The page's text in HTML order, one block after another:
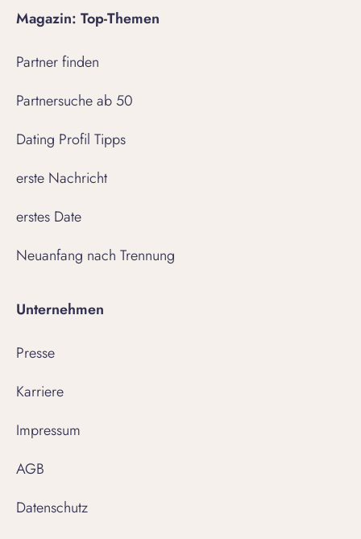
Magazin: Top-Themen
Partner finden
Partnersuche ab 50
Dating Profil Tipps
erste Nachricht
erstes Date
Neuanfang nach Trennung
Unternehmen
Presse
Karriere
Impressum
AGB
Datenschutz